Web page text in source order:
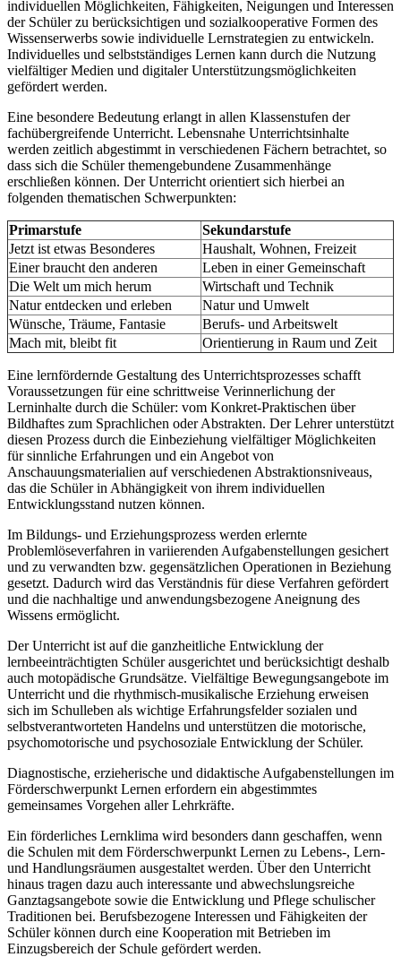
individuellen Möglichkeiten, Fähigkeiten, Neigungen und Interessen
der Schüler zu berücksichtigen und sozialkooperative Formen des
Wissenserwerbs sowie individuelle Lernstrategien zu entwickeln.
Individuelles und selbstständiges Lernen kann durch die Nutzung
vielfältiger Medien und digitaler Unterstützungsmöglichkeiten
gefördert werden.
Eine besondere Bedeutung erlangt in allen Klassenstufen der
fachübergreifende Unterricht. Lebensnahe Unterrichtsinhalte
werden zeitlich abgestimmt in verschiedenen Fächern betrachtet, so
dass sich die Schüler themengebundene Zusammenhänge
erschließen können. Der Unterricht orientiert sich hierbei an
folgenden thematischen Schwerpunkten:
Primarstufe
Sekundarstufe
Jetzt ist etwas Besonderes
Haushalt, Wohnen, Freizeit
Einer braucht den anderen
Leben in einer Gemeinschaft
Die Welt um mich herum
Wirtschaft und Technik
Natur entdecken und erleben
Natur und Umwelt
Wünsche, Träume, Fantasie
Berufs- und Arbeitswelt
Mach mit, bleibt fit
Orientierung in Raum und Zeit
Eine lernfördernde Gestaltung des Unterrichtsprozesses schafft
Voraussetzungen für eine schrittweise Verinnerlichung der
Lerninhalte durch die Schüler: vom Konkret-Praktischen über
Bildhaftes zum Sprachlichen oder Abstrakten. Der Lehrer unterstützt
diesen Prozess durch die Einbeziehung vielfältiger Möglichkeiten
für sinnliche Erfahrungen und ein Angebot von
Anschauungsmaterialien auf verschiedenen Abstraktionsniveaus,
das die Schüler in Abhängigkeit von ihrem individuellen
Entwicklungsstand nutzen können.
Im Bildungs- und Erziehungsprozess werden erlernte
Problemlöseverfahren in variierenden Aufgabenstellungen gesichert
und zu verwandten bzw. gegensätzlichen Operationen in Beziehung
gesetzt. Dadurch wird das Verständnis für diese Verfahren gefördert
und die nachhaltige und anwendungsbezogene Aneignung des
Wissens ermöglicht.
Der Unterricht ist auf die ganzheitliche Entwicklung der
lernbeeinträchtigten Schüler ausgerichtet und berücksichtigt deshalb
auch motopädische Grundsätze. Vielfältige Bewegungsangebote im
Unterricht und die rhythmisch-musikalische Erziehung erweisen
sich im Schulleben als wichtige Erfahrungsfelder sozialen und
selbstverantworteten Handelns und unterstützen die motorische,
psychomotorische und psychosoziale Entwicklung der Schüler.
Diagnostische, erzieherische und didaktische Aufgabenstellungen im
Förderschwerpunkt Lernen erfordern ein abgestimmtes
gemeinsames Vorgehen aller Lehrkräfte.
Ein förderliches Lernklima wird besonders dann geschaffen, wenn
die Schulen mit dem Förderschwerpunkt Lernen zu Lebens-, Lern-
und Handlungsräumen ausgestaltet werden. Über den Unterricht
hinaus tragen dazu auch interessante und abwechslungsreiche
Ganztagsangebote sowie die Entwicklung und Pflege schulischer
Traditionen bei. Berufsbezogene Interessen und Fähigkeiten der
Schüler können durch eine Kooperation mit Betrieben im
Einzugsbereich der Schule gefördert werden.